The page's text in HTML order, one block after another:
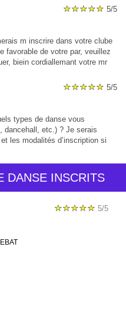
j'étais seul !!! Impossible de
pour une sortie non effectué
5/5
m inscrire dans votre clube
favorable de votre par, veuillez
biein cordiallemant votre mr
5/5
types de danse vous
dancehall, etc.) ? Je serais
les modalités d’inscription si
DANSE INSCRITS
5/5